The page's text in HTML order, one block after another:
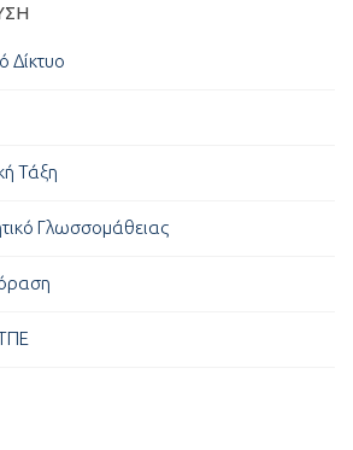
Δίκτυο
Τάξη
Γλωσσομάθειας